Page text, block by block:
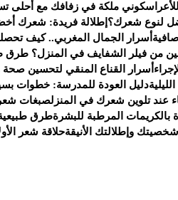
كوني ملكة في زفافك مع أحلى
لنوع شعرك؟ إطلالة فريدة: شعرك
أسرار الجمال المغربي.. كيف
من فيلر الشفايف في المنزل؟ طرق
أسرار القناع المنقي لتحسين صحة
دليل العودة للمدرسة: خطوات
عند تلوين شعرك في المنزلصبغات
بالكريمات المرطبة للبشرةطرق
وإطلالتك الأنيقةحلاقة شعر